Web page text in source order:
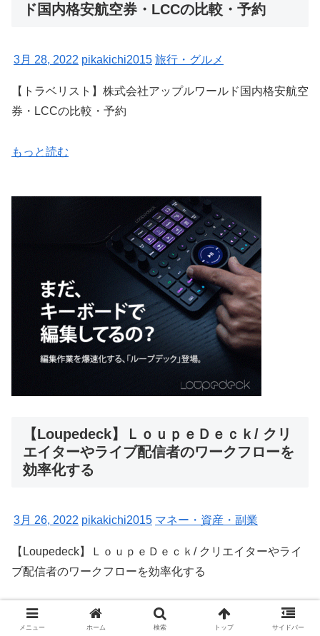
ド国内格安航空券・LCCの比較・予約
3月 28, 2022 pikakichi2015 旅行・グルメ
【トラベリスト】株式会社アップルワールド国内格安航空
券・LCCの比較・予約
もっと読む
【Loupedeck】ＬｏｕｐｅＤｅｃｋ/ クリ
エイターやライブ配信者のワークフローを
効率化する
3月 26, 2022 pikakichi2015 マネー・資産・副業
【Loupedeck】ＬｏｕｐｅＤｅｃｋ/ クリエイターやライ
ブ配信者のワークフローを効率化する
もっと読む
メニュー ホーム 検索 トップ サイドバー